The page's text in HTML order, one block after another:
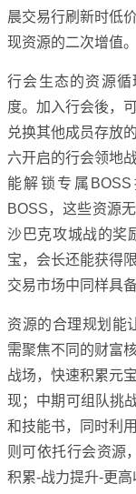
晨交易行刷新时低
现资源的二次增值。
行会生态的资源
度。加入行会後，
兑换其他成员存放
六开启的行会领地
能解锁专属
BOSS，这些资源
沙巴克攻城战的奖
宝，会长还能获得
交易市场中同样具
资源的合理规划能
需聚焦不同的财富
战场，快速积累元
现；中期可组队挑
和技能书，同时利
则可依托行会资源
积累-战力提升-更